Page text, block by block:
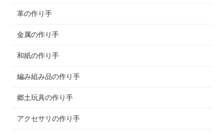
革の作り手
金属の作り手
和紙の作り手
編み組み品の作り手
郷土玩具の作り手
アクセサリの作り手